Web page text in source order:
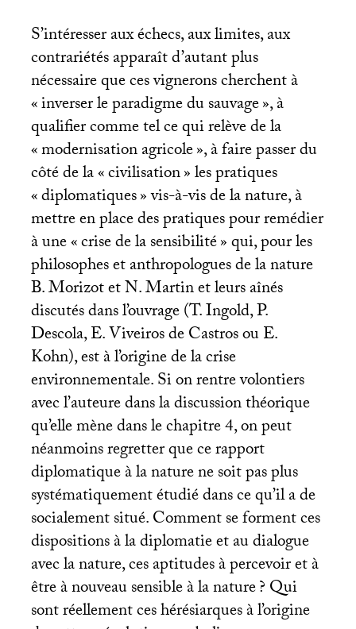
S’intéresser aux échecs, aux limites, aux
contrariétés apparaît d’autant plus
nécessaire que ces vignerons cherchent à
«inverser le paradigme du sauvage», à
qualifier comme tel ce qui relève de la
«modernisation agricole», à faire passer du
côté de la «civilisation» les pratiques
«diplomatiques» vis-à-vis de la nature, à
mettre en place des pratiques pour remédier
à une «crise de la sensibilité» qui, pour les
philosophes et anthropologues de la nature
B. Morizot et N. Martin et leurs aînés
discutés dans l’ouvrage (T. Ingold, P.
Descola, E. Viveiros de Castros ou E.
Kohn), est à l’origine de la crise
environnementale. Si on rentre volontiers
avec l’auteure dans la discussion théorique
qu’elle mène dans le chapitre 4, on peut
néanmoins regretter que ce rapport
diplomatique à la nature ne soit pas plus
systématiquement étudié dans ce qu’il a de
socialement situé. Comment se forment ces
dispositions à la diplomatie et au dialogue
avec la nature, ces aptitudes à percevoir et à
être à nouveau sensible à la nature? Qui
sont réellement ces hérésiarques à l’origine